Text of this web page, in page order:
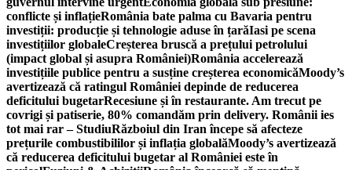
conflicte și inflațieRomânia bate palma cu Bavaria pentru
investiții: producție și tehnologie aduse în țarăIasi pe scena
investițiilor globaleCreșterea bruscă a prețului petrolului
(impact global și asupra României)România accelerează
investițiile publice pentru a susține creșterea economicăMoody’s
avertizează că ratingul României depinde de reducerea
deficitului bugetarRecesiune și în restaurante. Am trecut pe
covrigi și patiserie, 80% comandăm prin delivery. Românii ies
tot mai rar – StudiuRăzboiul din Iran începe să afecteze
prețurile combustibililor și inflația globalăMoody’s avertizează
că reducerea deficitului bugetar al României este în